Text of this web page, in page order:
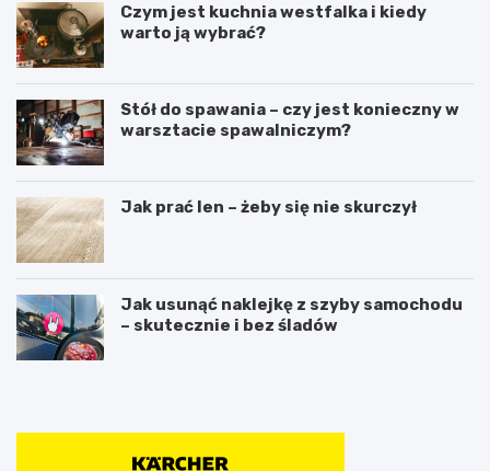
Czym jest kuchnia westfalka i kiedy
warto ją wybrać?
Stół do spawania – czy jest konieczny w
warsztacie spawalniczym?
Jak prać len – żeby się nie skurczył
Jak usunąć naklejkę z szyby samochodu
– skutecznie i bez śladów